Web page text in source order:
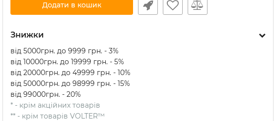
Додати в кошик
Знижки
від 5000грн. до 9999 грн. - 3%
від 10000грн. до 19999 грн. - 5%
від 20000грн. до 49999 грн. - 10%
від 50000грн. до 98999 грн. - 15%
від 99000грн. - 20%
* - крім акційних товарів
** - крім товарів VOLTER™